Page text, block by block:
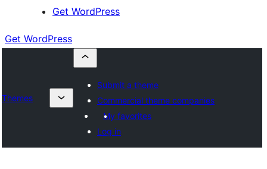
Get WordPress
Get WordPress
Themes
Submit a theme
Commercial theme companies
My favorites
Log in